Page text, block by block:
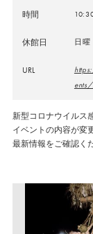
時間
休館日 日曜
URL
新型コロナウイルス
イベントの内容が変
最新情報をご確認く